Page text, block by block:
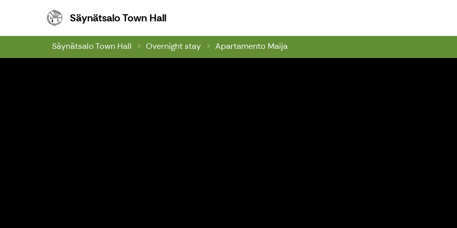
Säynätsalo Town HallSäynätsalo Town Hall
Säynätsalo Town Hall Overnight stay Apartamento Maija